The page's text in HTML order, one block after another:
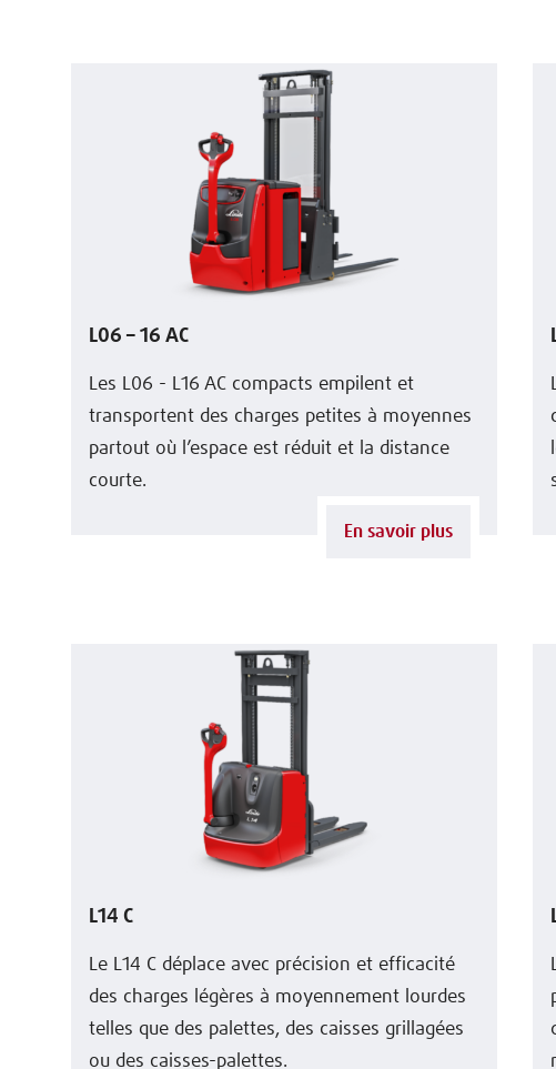
L06 – 16 AC
Les L06 - L16 AC compacts empilent et
transportent des charges petites à moyennes
partout où l’espace est réduit et la distance
courte.
En savoir plus
L14 C
Le L14 C déplace avec précision et efficacité
des charges légères à moyennement lourdes
telles que des palettes, des caisses grillagées
ou des caisses-palettes.